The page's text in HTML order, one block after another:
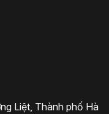
Liệt, Thành phố Hà